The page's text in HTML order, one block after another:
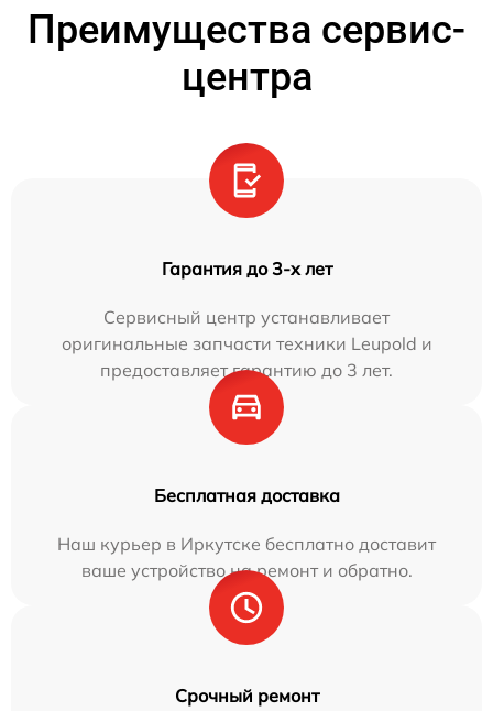
Преимущества сервис-
центра
Гарантия до 3-х лет
Сервисный центр устанавливает
оригинальные запчасти техники Leupold и
предоставляет гарантию до 3 лет.
Бесплатная доставка
Наш курьер в Иркутске бесплатно доставит
ваше устройство на ремонт и обратно.
Срочный ремонт